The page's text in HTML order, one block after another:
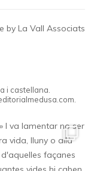
by La Vall Associats
i castellana.